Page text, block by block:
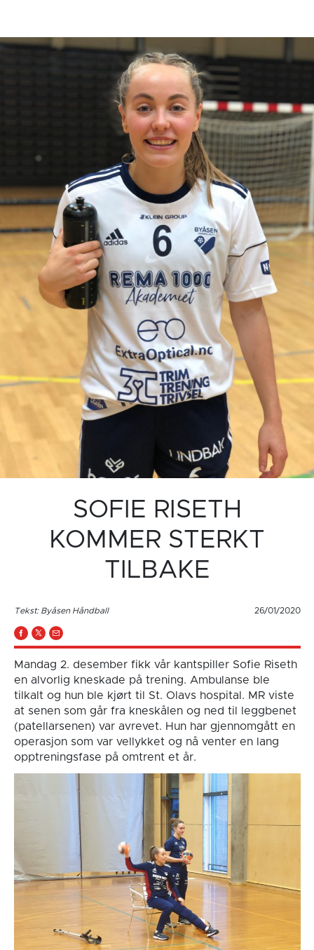
SOFIE RISETH
KOMMER STERKT
TILBAKE
Tekst: Byåsen Håndball 26/01/2020
Mandag 2. desember fikk vår kantspiller Sofie Riseth
en alvorlig kneskade på trening. Ambulanse ble
tilkalt og hun ble kjørt til St. Olavs hospital. MR viste
at senen som går fra kneskålen og ned til leggbenet
(patellarsenen) var avrevet. Hun har gjennomgått en
operasjon som var vellykket og nå venter en lang
opptreningsfase på omtrent et år.